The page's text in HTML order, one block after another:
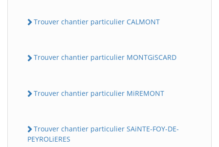
Trouver chantier particulier CALMONT
Trouver chantier particulier MONTGiSCARD
Trouver chantier particulier MiREMONT
Trouver chantier particulier SAiNTE-FOY-DE-
PEYROLiERES